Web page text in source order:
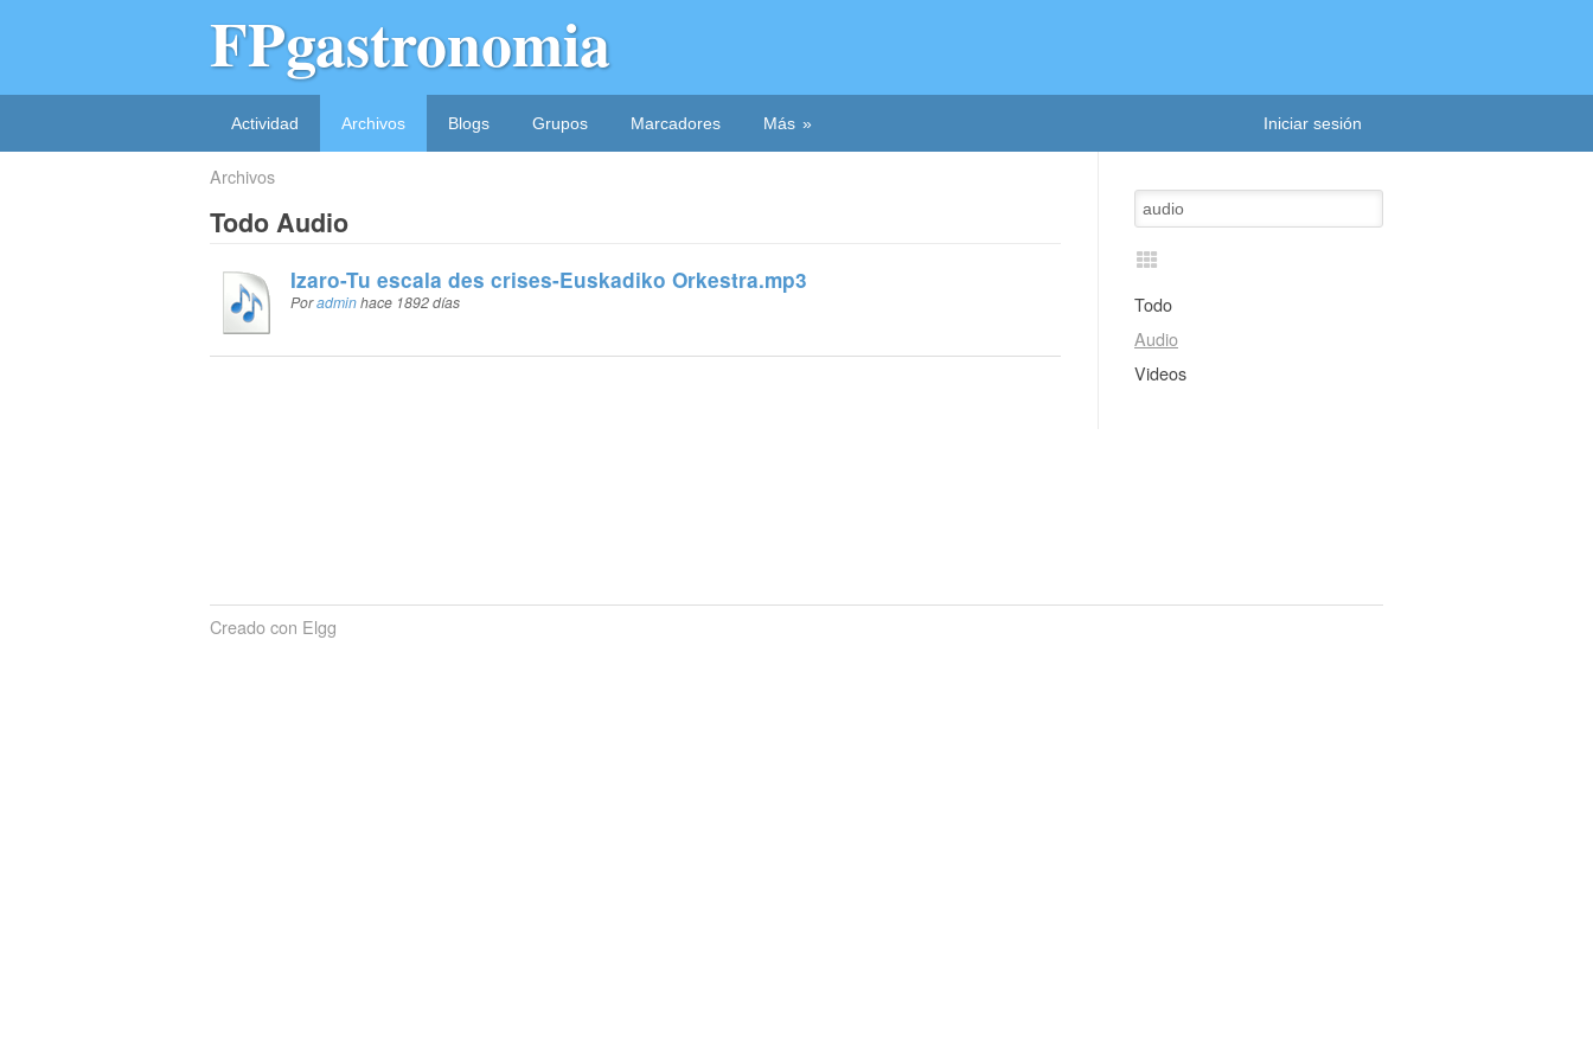
FPgastronomia
Iniciar sesión
Actividad Archivos Blogs Grupos Marcadores Más
Archivos
Todo Audio
Izaro-Tu escala des crises-Euskadiko Orkestra.mp3
Poradminhace 1892 días
Todo
Audio
Videos
Creado con Elgg